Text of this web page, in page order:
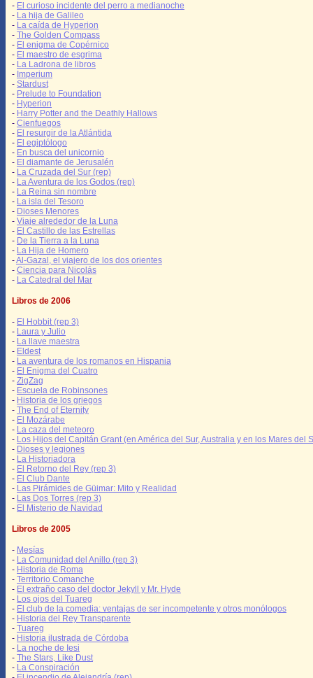
- El curioso incidente del perro a medianoche
- La hija de Galileo
- La caída de Hyperion
- The Golden Compass
- El enigma de Copérnico
- El maestro de esgrima
- La Ladrona de libros
- Imperium
- Stardust
- Prelude to Foundation
- Hyperion
- Harry Potter and the Deathly Hallows
- Cienfuegos
- El resurgir de la Atlántida
- El egiptólogo
- En busca del unicornio
- El diamante de Jerusalén
- La Cruzada del Sur (rep)
- La Aventura de los Godos (rep)
- La Reina sin nombre
- La isla del Tesoro
- Dioses Menores
- Viaje alrededor de la Luna
- El Castillo de las Estrellas
- De la Tierra a la Luna
- La Hija de Homero
-Al-Gazal, el viajero de los dos orientes
- Ciencia para Nicolás
- La Catedral del Mar
Libros de 2006
- El Hobbit (rep 3)
- Laura y Julio
- La llave maestra
- Eldest
- La aventura de los romanos en Hispania
- El Enigma del Cuatro
- ZigZag
- Escuela de Robinsones
- Historia de los griegos
- The End of Eternity
- El Mozárabe
- La caza del meteoro
- Los Hijos del Capitán Grant (en América del Sur, Australia y en los Mares del
- Dioses y legiones
- La Historiadora
- El Retorno del Rey (rep 3)
- El Club Dante
- Las Pirámides de Güimar: Mito y Realidad
- Las Dos Torres (rep 3)
- El Misterio de Navidad
Libros de 2005
- Mesías
- La Comunidad del Anillo (rep 3)
- Historia de Roma
- Territorio Comanche
- El extraño caso del doctor Jekyll y Mr. Hyde
- Los ojos del Tuareg
- El club de la comedia: ventajas de ser incompetente y otros monólogos
- Historia del Rey Transparente
- Tuareg
- Historia ilustrada de Córdoba
- La noche de Iesi
- The Stars, Like Dust
- La Conspiración